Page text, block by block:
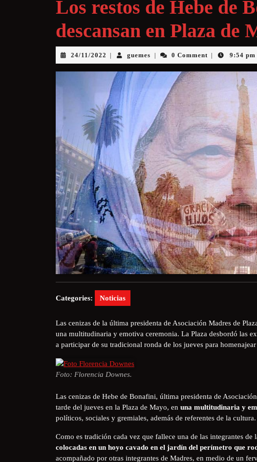
Los restos de Hebe de
descansan en Plaza de
24/11/2022 guemes 0 Comment 9:54 pm
Categories: Noticias
Las cenizas de la última presidenta de Asociación Madres de
una multitudinaria y emotiva ceremonia. La Plaza desbordó las
a participar de su tradicional ronda de los jueves para
Foto: Florencia Downes.
Las cenizas de Hebe de Bonafini, última presidenta de
tarde del jueves en la Plaza de Mayo, en una multitudinaria y
políticos, sociales y gremiales, además de referentes de la cultura.
Como es tradición cada vez que fallece una de las integrantes de
colocadas en un hoyo cavado en el jardín del perímetro que
acompañado por otras integrantes de Madres, en medio de un